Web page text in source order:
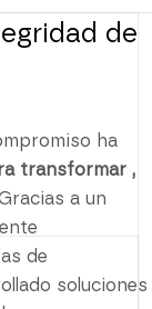
de
ha
transformar ,
a un
de
soluciones